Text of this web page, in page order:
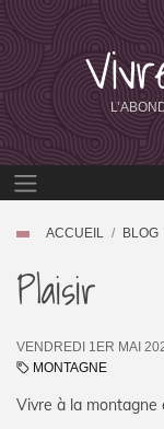
ACCUEIL BLOG
Plaisir
VENDREDI 1ER MAI
MONTAGNE
Vivre à la montagne